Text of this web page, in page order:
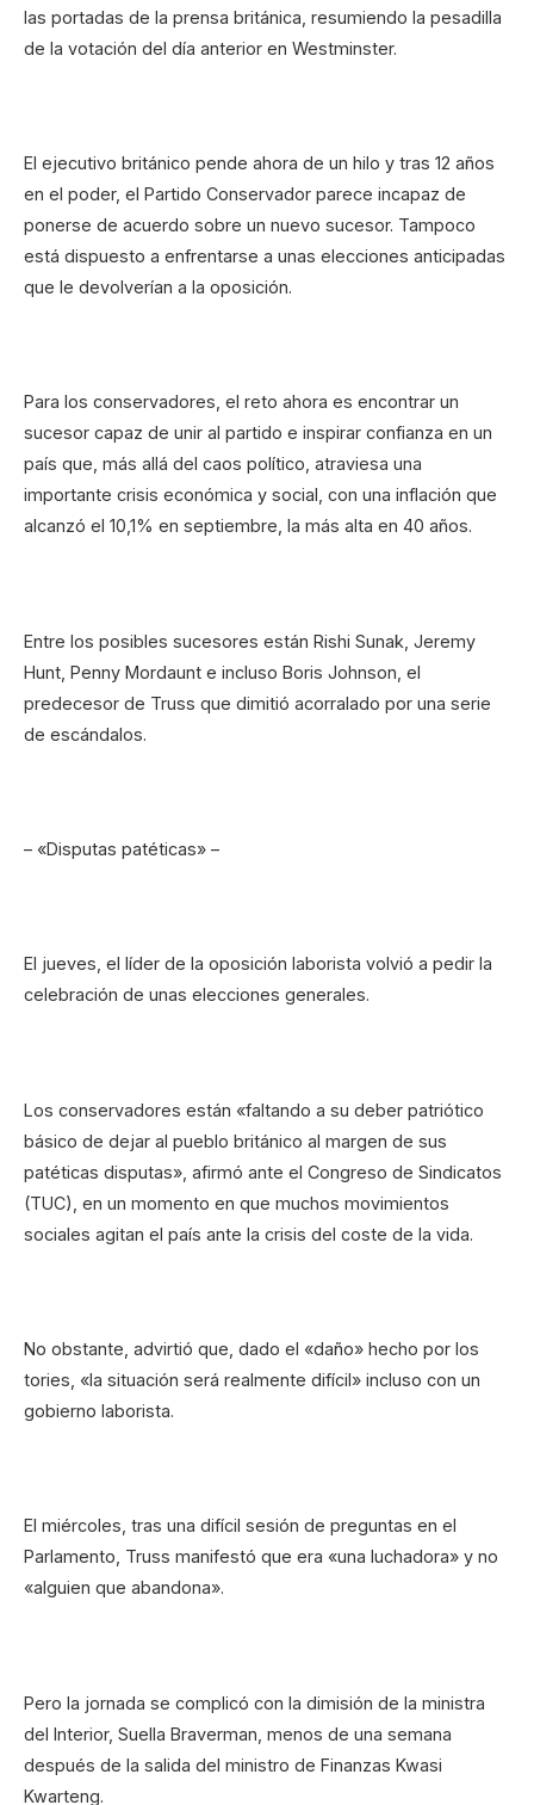
las portadas de la prensa británica, resumiendo la pesadilla
de la votación del día anterior en Westminster.
El ejecutivo británico pende ahora de un hilo y tras 12 años
en el poder, el Partido Conservador parece incapaz de
ponerse de acuerdo sobre un nuevo sucesor. Tampoco
está dispuesto a enfrentarse a unas elecciones anticipadas
que le devolverían a la oposición.
Para los conservadores, el reto ahora es encontrar un
sucesor capaz de unir al partido e inspirar confianza en un
país que, más allá del caos político, atraviesa una
importante crisis económica y social, con una inflación que
alcanzó el 10,1% en septiembre, la más alta en 40 años.
Entre los posibles sucesores están Rishi Sunak, Jeremy
Hunt, Penny Mordaunt e incluso Boris Johnson, el
predecesor de Truss que dimitió acorralado por una serie
de escándalos.
– «Disputas patéticas» –
El jueves, el líder de la oposición laborista volvió a pedir la
celebración de unas elecciones generales.
Los conservadores están «faltando a su deber patriótico
básico de dejar al pueblo británico al margen de sus
patéticas disputas», afirmó ante el Congreso de Sindicatos
(TUC), en un momento en que muchos movimientos
sociales agitan el país ante la crisis del coste de la vida.
No obstante, advirtió que, dado el «daño» hecho por los
tories, «la situación será realmente difícil» incluso con un
gobierno laborista.
El miércoles, tras una difícil sesión de preguntas en el
Parlamento, Truss manifestó que era «una luchadora» y no
«alguien que abandona».
Pero la jornada se complicó con la dimisión de la ministra
del Interior, Suella Braverman, menos de una semana
después de la salida del ministro de Finanzas Kwasi
Kwarteng.